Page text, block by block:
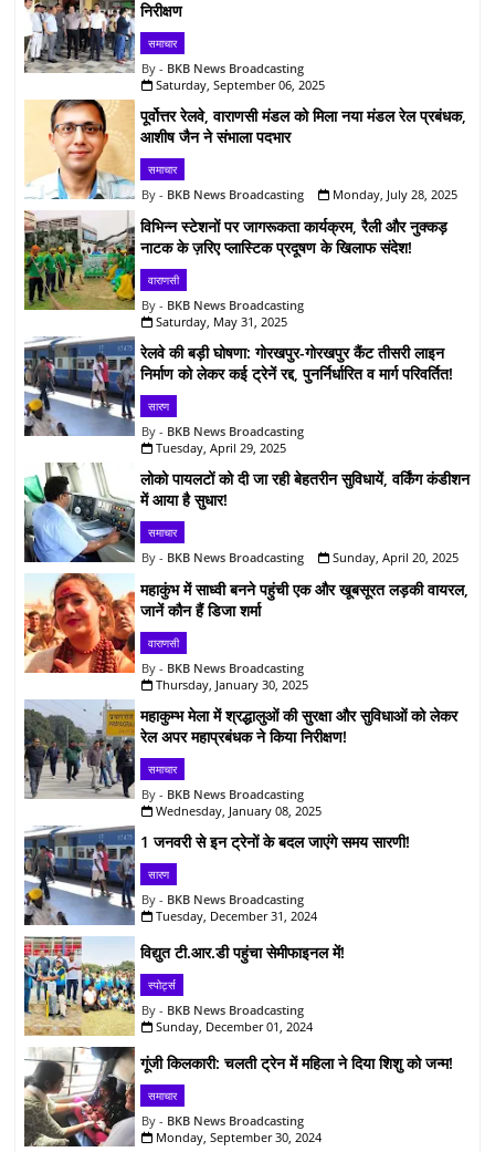
निरीक्षण
समाचार
BKB News Broadcasting
Saturday, September 06, 2025
पूर्वोत्तर रेलवे, वाराणसी मंडल को मिला नया मंडल रेल प्रबंधक,
आशीष जैन ने संभाला पदभार
समाचार
BKB News Broadcasting Monday, July 28, 2025
विभिन्न स्टेशनों पर जागरूकता कार्यक्रम, रैली और नुक्कड़
नाटक के ज़रिए प्लास्टिक प्रदूषण के खिलाफ संदेश!
वाराणसी
BKB News Broadcasting
Saturday, May 31, 2025
रेलवे की बड़ी घोषणा: गोरखपुर-गोरखपुर कैंट तीसरी लाइन
निर्माण को लेकर कई ट्रेनें रद्द, पुनर्निर्धारित व मार्ग परिवर्तित!
सारण
BKB News Broadcasting
Tuesday, April 29, 2025
लोको पायलटों को दी जा रही बेहतरीन सुविधायें, वर्किंग कंडीशन
में आया है सुधार!
समाचार
BKB News Broadcasting Sunday, April 20, 2025
महाकुंभ में साध्वी बनने पहुंची एक और खूबसूरत लड़की वायरल,
जानें कौन हैं डिजा शर्मा
वाराणसी
BKB News Broadcasting
Thursday, January 30, 2025
महाकुम्भ मेला में श्रद्धालुओं की सुरक्षा और सुविधाओं को लेकर
रेल अपर महाप्रबंधक ने किया निरीक्षण!
समाचार
BKB News Broadcasting
Wednesday, January 08, 2025
1 जनवरी से इन ट्रेनों के बदल जाएंगे समय सारणी!
सारण
BKB News Broadcasting
Tuesday, December 31, 2024
विद्युत टी.आर.डी पहुंचा सेमीफाइनल में!
स्पोर्ट्स
BKB News Broadcasting
Sunday, December 01, 2024
गूंजी किलकारी: चलती ट्रेन में महिला ने दिया शिशु को जन्म!
समाचार
BKB News Broadcasting
Monday, September 30, 2024